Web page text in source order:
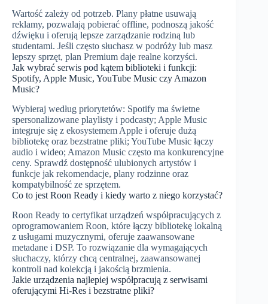
Wartość zależy od potrzeb. Plany płatne usuwają
reklamy, pozwalają pobierać offline, podnoszą jakość
dźwięku i oferują lepsze zarządzanie rodziną lub
studentami. Jeśli często słuchasz w podróży lub masz
lepszy sprzęt, plan Premium daje realne korzyści.
Jak wybrać serwis pod kątem biblioteki i funkcji:
Spotify, Apple Music, YouTube Music czy Amazon
Music?
Wybieraj według priorytetów: Spotify ma świetne
spersonalizowane playlisty i podcasty; Apple Music
integruje się z ekosystemem Apple i oferuje dużą
bibliotekę oraz bezstratne pliki; YouTube Music łączy
audio i wideo; Amazon Music często ma konkurencyjne
ceny. Sprawdź dostępność ulubionych artystów i
funkcje jak rekomendacje, plany rodzinne oraz
kompatybilność ze sprzętem.
Co to jest Roon Ready i kiedy warto z niego korzystać?
Roon Ready to certyfikat urządzeń współpracujących z
oprogramowaniem Roon, które łączy bibliotekę lokalną
z usługami muzycznymi, oferuje zaawansowane
metadane i DSP. To rozwiązanie dla wymagających
słuchaczy, którzy chcą centralnej, zaawansowanej
kontroli nad kolekcją i jakością brzmienia.
Jakie urządzenia najlepiej współpracują z serwisami
oferującymi Hi‑Res i bezstratne pliki?